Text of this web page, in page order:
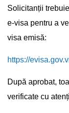
Solicitanții
e-visa pentru a
visa emisă:
https://
După aprobat,
verificate cu